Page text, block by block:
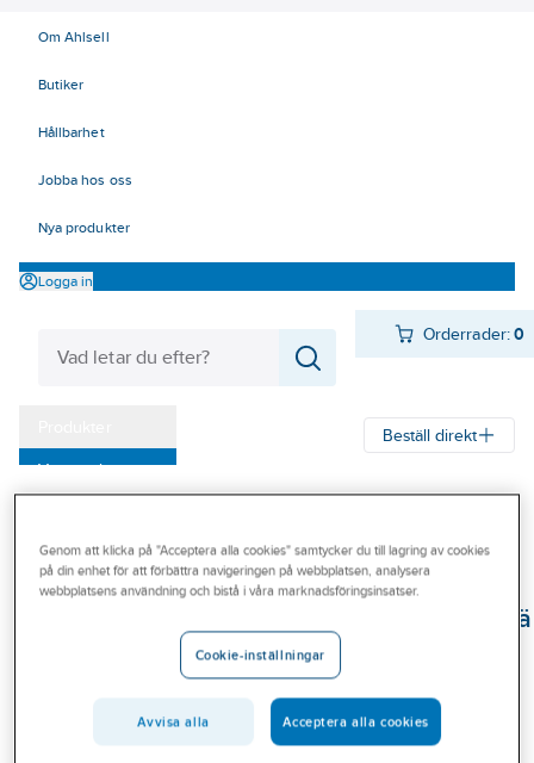
Om Ahlsell
Butiker
Hållbarhet
Jobba hos oss
Nya produkter
Logga in
Orderrader:0
Varumärken
Outlet
Branscher
Beställ direkt
ONTECH
Larmsändare/relä
LARMSÄNDARE/RELÄ
9065 ONT 9065
Lev. artikelnr: 15075
Genom att klicka på "Acceptera alla cookies" samtycker du till lagring av cookies
på din enhet för att förbättra navigeringen på webbplatsen, analysera
webbplatsens användning och bistå i våra marknadsföringsinsatser.
Cookie-inställningar
Avvisa alla Acceptera alla cookies